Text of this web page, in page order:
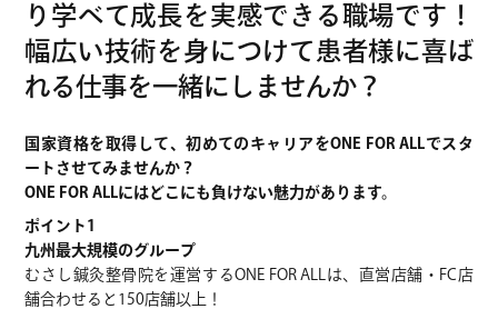
り学べて成長を実感できる職場です！
幅広い技術を身につけて患者様に喜ば
れる仕事を一緒にしませんか？
国家資格を取得して、初めてのキャリアをONE FOR ALLでスタ
ートさせてみませんか？
ONE FOR ALLにはどこにも負けない魅力があります。
ポイント1
九州最大規模のグループ
むさし鍼灸整骨院を運営するONE FOR ALLは、直営店舗・FC店
舗合わせると150店舗以上！